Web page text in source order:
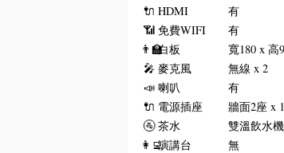
🔌 HDMI
有
📶 免費WIFI
有
👨‍🏫白板
寬180 x 高
🎤 麥克風
無線 x 2
📣 喇叭
有
🔌 電源插座
牆面2座 x
🚰 茶水
雙溫飲水機
👩‍💻演講台
無